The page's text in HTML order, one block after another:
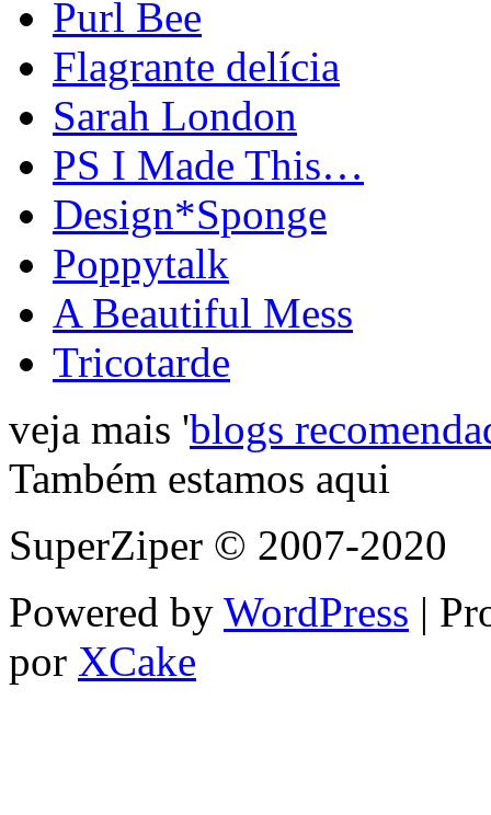
Purl Bee
Flagrante delícia
Sarah London
PS I Made This…
Design*Sponge
Poppytalk
A Beautiful Mess
Tricotarde
veja mais 'blogs
Também estamos aqui
SuperZiper © 2007-2020
Powered by WordPress |
por XCake